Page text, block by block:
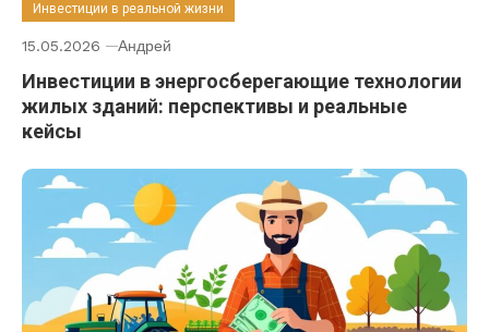
Инвестиции в реальной жизни
15.05.2026 Андрей
Инвестиции в энергосберегающие технологии
жилых зданий: перспективы и реальные
кейсы